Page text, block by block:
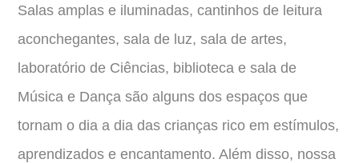
Salas amplas e iluminadas, cantinhos de leitura
aconchegantes, sala de luz, sala de artes,
laboratório de Ciências, biblioteca e sala de
Música e Dança são alguns dos espaços que
tornam o dia a dia das crianças rico em estímulos,
aprendizados e encantamento. Além disso, nossa